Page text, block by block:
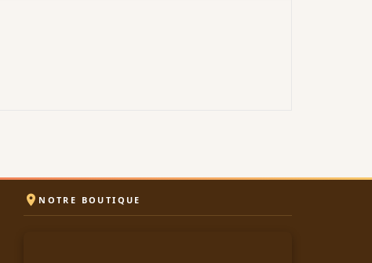
 NOTRE BOUTIQUE